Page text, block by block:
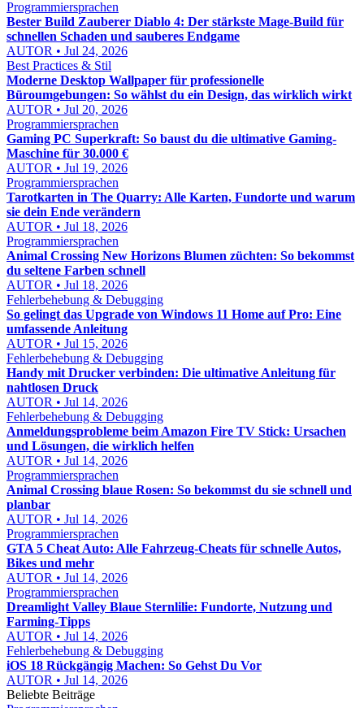
Programmiersprachen
Bester Build Zauberer Diablo 4: Der stärkste Mage-Build für
schnellen Schaden und sauberes Endgame
AUTOR • Jul 24, 2026
Best Practices & Stil
Moderne Desktop Wallpaper für professionelle
Büroumgebungen: So wählst du ein Design, das wirklich wirkt
AUTOR • Jul 20, 2026
Programmiersprachen
Gaming PC Superkraft: So baust du die ultimative Gaming-
Maschine für 30.000 €
AUTOR • Jul 19, 2026
Programmiersprachen
Tarotkarten in The Quarry: Alle Karten, Fundorte und warum
sie dein Ende verändern
AUTOR • Jul 18, 2026
Programmiersprachen
Animal Crossing New Horizons Blumen züchten: So bekommst
du seltene Farben schnell
AUTOR • Jul 18, 2026
Fehlerbehebung & Debugging
So gelingt das Upgrade von Windows 11 Home auf Pro: Eine
umfassende Anleitung
AUTOR • Jul 15, 2026
Fehlerbehebung & Debugging
Handy mit Drucker verbinden: Die ultimative Anleitung für
nahtlosen Druck
AUTOR • Jul 14, 2026
Fehlerbehebung & Debugging
Anmeldungsprobleme beim Amazon Fire TV Stick: Ursachen
und Lösungen, die wirklich helfen
AUTOR • Jul 14, 2026
Programmiersprachen
Animal Crossing blaue Rosen: So bekommst du sie schnell und
planbar
AUTOR • Jul 14, 2026
Programmiersprachen
GTA 5 Cheat Auto: Alle Fahrzeug-Cheats für schnelle Autos,
Bikes und mehr
AUTOR • Jul 14, 2026
Programmiersprachen
Dreamlight Valley Blaue Sternlilie: Fundorte, Nutzung und
Farming-Tipps
AUTOR • Jul 14, 2026
Fehlerbehebung & Debugging
iOS 18 Rückgängig Machen: So Gehst Du Vor
AUTOR • Jul 14, 2026
Beliebte Beiträge